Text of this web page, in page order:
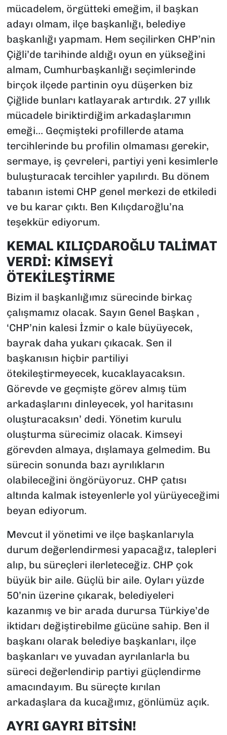
mücadelem, örgütteki emeğim, il başkan
adayı olmam, ilçe başkanlığı, belediye
başkanlığı yapmam. Hem seçilirken CHP’nin
Çiğli’de tarihinde aldığı oyun en yükseğini
almam, Cumhurbaşkanlığı seçimlerinde
birçok ilçede partinin oyu düşerken biz
Çiğlide bunları katlayarak artırdık. 27 yıllık
mücadele biriktirdiğim arkadaşlarımın
emeği… Geçmişteki profillerde atama
tercihlerinde bu profilin olmaması gerekir,
sermaye, iş çevreleri, partiyi yeni kesimlerle
buluşturacak tercihler yapılırdı. Bu dönem
tabanın istemi CHP genel merkezi de etkiledi
ve bu karar çıktı. Ben Kılıçdaroğlu’na
teşekkür ediyorum.
KEMAL KILIÇDAROĞLU TALİMAT
VERDİ: KİMSEYİ
ÖTEKİLEŞTİRME
Bizim il başkanlığımız sürecinde birkaç
çalışmamız olacak. Sayın Genel Başkan ,
‘CHP’nin kalesi İzmir o kale büyüyecek,
bayrak daha yukarı çıkacak. Sen il
başkanısın hiçbir partiliyi
ötekileştirmeyecek, kucaklayacaksın.
Görevde ve geçmişte görev almış tüm
arkadaşlarını dinleyecek, yol haritasını
oluşturacaksın’ dedi. Yönetim kurulu
oluşturma sürecimiz olacak. Kimseyi
görevden almaya, dışlamaya gelmedim. Bu
sürecin sonunda bazı ayrılıkların
olabileceğini öngörüyoruz. CHP çatısı
altında kalmak isteyenlerle yol yürüyeceğimi
beyan ediyorum.
Mevcut il yönetimi ve ilçe başkanlarıyla
durum değerlendirmesi yapacağız, talepleri
alıp, bu süreçleri ilerleteceğiz. CHP çok
büyük bir aile. Güçlü bir aile. Oyları yüzde
50’nin üzerine çıkarak, belediyeleri
kazanmış ve bir arada durursa Türkiye’de
iktidarı değiştirebilme gücüne sahip. Ben il
başkanı olarak belediye başkanları, ilçe
başkanları ve yuvadan ayrılanlarla bu
süreci değerlendirip partiyi güçlendirme
amacındayım. Bu süreçte kırılan
arkadaşlara da kucağımız, gönlümüz açık.
AYRI GAYRI BİTSİN!